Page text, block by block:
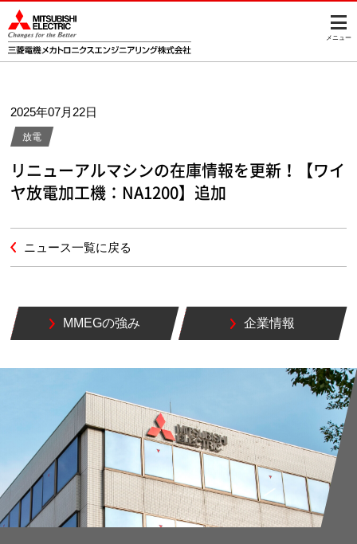
メニュー
2025年07月22日
放電
リニューアルマシンの在庫情報を更新！【ワイ
ヤ放電加工機：NA1200】追加
ニュース一覧に戻る
MMEGの強み 企業情報